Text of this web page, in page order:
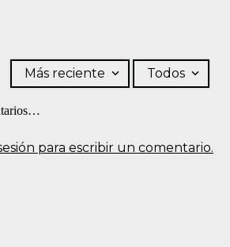
para escribir un comentario.
Más reciente Todos